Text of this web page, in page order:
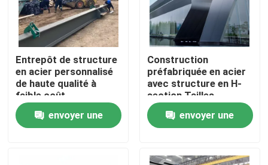
Nous contacter
Nouvelles
Les affaires
Demandez un devis
Entrepôt de structures en acier
Entrepôt de structure
en acier personnalisé
de haute qualité à
faible coût
envoyer une
Construction
préfabriquée en acier
avec structure en H-
section Tailles
personnalisées
envoyer une